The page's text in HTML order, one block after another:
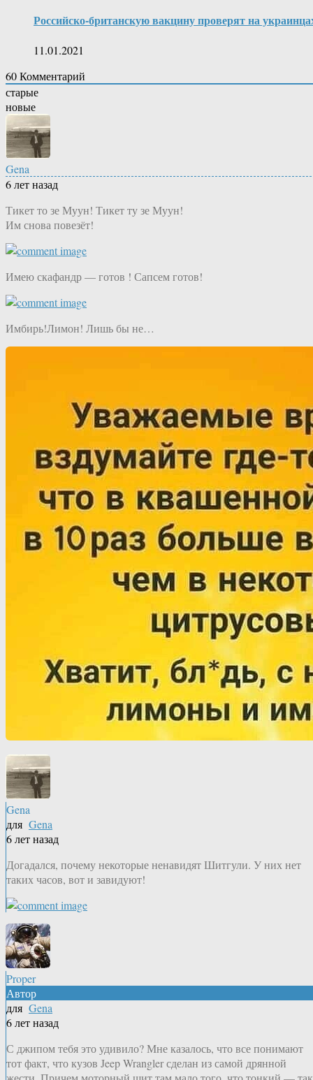
Российско-​британскую вакцину проверят на
11.01.2021
60Комментарий
старые
новые
Gena
6 лет назад
Тикет то зе Муун! Тикет ту зе Муун!
Им снова повезёт!
Имею скафандр — готов ! Сапсем готов!
Имбирь!Лимон! Лишь бы не…
Gena
для Gena
6 лет назад
Догадался, почему некоторые ненавидят Шитгули. У них нет
таких часов, вот и завидуют!
Proper
Автор
для Gena
6 лет назад
С джипом тебя это удивило? Мне казалось, что все понимают
тот факт, что кузов Jeep Wrangler сделан из самой дрянной